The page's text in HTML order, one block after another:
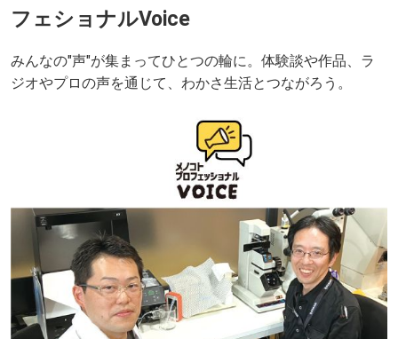
フェショナルVoice
みんなの"声"が集まってひとつの輪に。体験談や作品、ラ
ジオやプロの声を通じて、わかさ生活とつながろう。